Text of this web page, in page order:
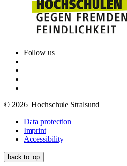
Follow us
© 2026 Hochschule Stralsund
Data protection
Imprint
Accessibility
back to top